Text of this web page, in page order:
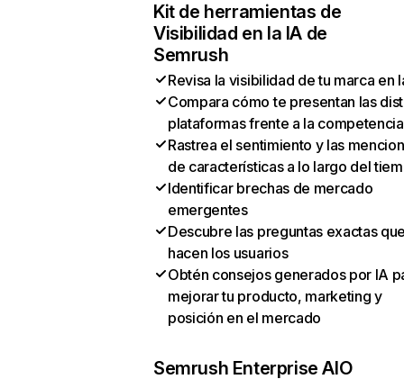
Kit de herramientas de
Visibilidad en la IA de
Semrush
Revisa la visibilidad de tu marca en
Compara cómo te presentan las
plataformas frente a la competencia
Rastrea el sentimiento y las
de características a lo largo del
Identificar brechas de mercado
emergentes
Descubre las preguntas exactas
hacen los usuarios
Obtén consejos generados por IA
mejorar tu producto, marketing y
posición en el mercado
Semrush Enterprise AIO